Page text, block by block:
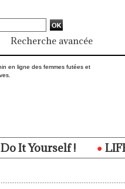
Recherche avancée
Do It Yourself !